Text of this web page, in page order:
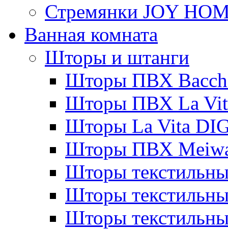
Стремянки JOY
Ванная комната
Шторы и штанги
Шторы ПВХ
Шторы ПВХ La
Шторы La Vita
Шторы ПВХ
Шторы
Шторы
Шторы